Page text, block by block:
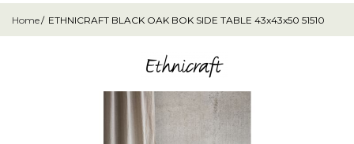
Home ETHNICRAFT BLACK OAK BOK SIDE TABLE 43x43x50 51510